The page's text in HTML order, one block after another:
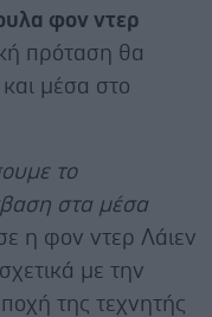
φον ντερ
πρόταση θα
μέσα στο
το
στα μέσα
η φον ντερ Λάιεν
σχετικά με την
της τεχνητής